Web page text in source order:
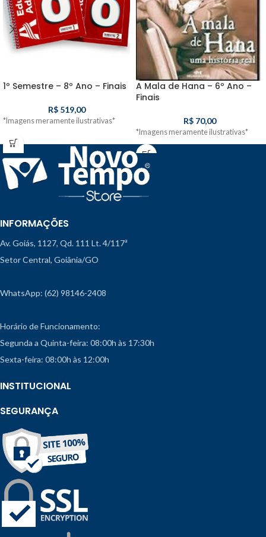
1º Semestre – 8º Ano – Finais
R$519,00
*Imagens meramente ilustrativas*
A Mala de Hana – 6º Ano –
Finais
R$70,00
*Imagens meramente ilustrativas*
INFORMAÇÕES
Av. Goiás, 1127, Qd. 111 Lt. 4/117ª
Setor Central, Goiânia/GO
WhatsApp: (62) 98146-2408
Horário de Funcionamento:
Segunda a Quinta-feira: 08:00h às 17:30h
Sexta-feira: 08:00h às 12:00h
INSTITUCIONAL
SEGURANÇA